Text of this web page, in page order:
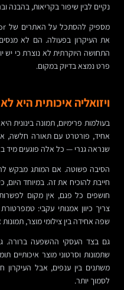
נקיים לבין שיפור בקריאות, בהבנה
את העיקרון בפעולה. הם לא
התחושה היוקרתית לא נוצרת כי
פרט נמצא בדיוק במקום.
ויזואליה איכותית היא
בעולמות פרימיום, תמונה בינונית
אחיד, פורטרט עם תאורה חלשה,
שנראה גנרי — כל אלה פוגעים מיד
הסיבה פשוטה. אם המותג מבקש
חייבת להוכיח את זה. במיוחד היום,
חושפים כל פגם, אין מקום
צריך כיוון אמנותי עקבי:
שפה אחידה בין צילומי מוצר, תמונות
גם בצד העסקי ההשפעה ברורה.
שתמונות וסרטוני מוצר איכותיים
משתנים בין ענפים, אבל
לסמוך יותר.